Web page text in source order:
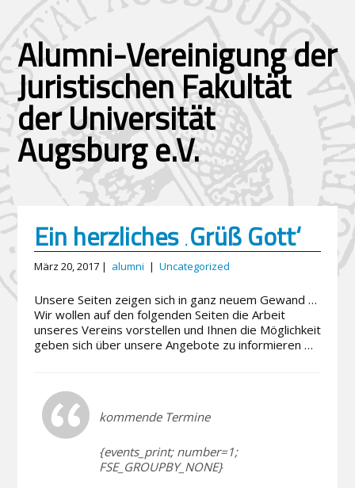
Alumni-Vereinigung der
Juristischen Fakultät
der Universität
Augsburg e.V.
Ein herzliches ‚Grüß Gott‘
März 20, 2017 | alumni | Uncategorized
Unsere Seiten zeigen sich in ganz neuem Gewand …
Wir wollen auf den folgenden Seiten die Arbeit
unseres Vereins vorstellen und Ihnen die Möglichkeit
geben sich über unsere Angebote zu informieren …
kommende Termine
{events_print; number=1;
FSE_GROUPBY_NONE}